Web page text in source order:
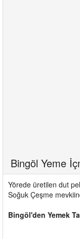
Bingöl Yeme
Yörede üretilen dut
Soğuk Çeşme
Bingöl'den Yemek